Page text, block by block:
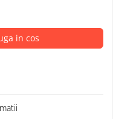
in cos